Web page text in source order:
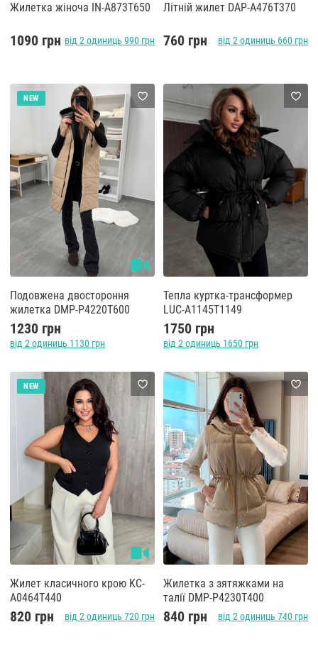
Жилетка жіноча IN-A873T650
1090 грн від 2 одиниць 990 грн
Літній жилет DAP-A476T370
760 грн від 2 одиниць 660 грн
NEW
Подовжена двостороння
жилетка DMP-P4220T600
1230 грн
від 2 одиниць 1130 грн
Тепла куртка-трансформер
LUC-A1145T1149
1750 грн
від 2 одиниць 1650 грн
NEW
Жилет класичного крою KC-
A0464T440
820 грн від 2 одиниць 720 грн
Жилетка з зятяжками на
талії DMP-P4230T400
840 грн від 2 одиниць 740 грн